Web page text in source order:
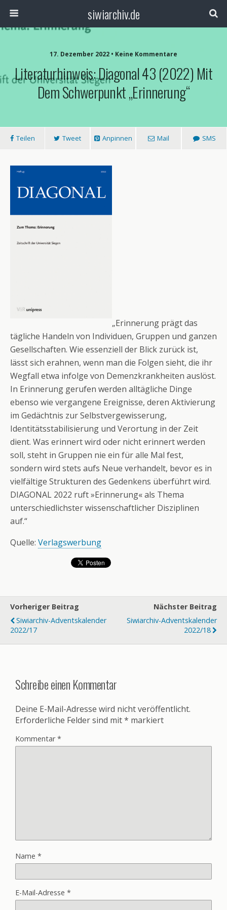
siwiarchiv.de
17. Dezember 2022 • Keine Kommentare
Literaturhinweis: Diagonal 43 (2022) Mit
Dem Schwerpunkt „Erinnerung“
Teilen Tweet Anpinnen Mail SMS
„Erinnerung prägt das
tägliche Handeln von Individuen, Gruppen und ganzen
Gesellschaften. Wie essenziell der Blick zurück ist,
lässt sich erahnen, wenn man die Folgen sieht, die ihr
Wegfall etwa infolge von Demenzkrankheiten auslöst.
In Erinnerung gerufen werden alltägliche Dinge
ebenso wie vergangene Ereignisse, deren Aktivierung
im Gedächtnis zur Selbstvergewisserung,
Identitätsstabilisierung und Verortung in der Zeit
dient. Was erinnert wird oder nicht erinnert werden
soll, steht in Gruppen nie ein für alle Mal fest,
sondern wird stets aufs Neue verhandelt, bevor es in
vielfältige Strukturen des Gedenkens überführt wird.
DIAGONAL 2022 ruft »Erinnerung« als Thema
unterschiedlichster wissenschaftlicher Disziplinen
auf.“
Quelle: Verlagswerbung
Vorheriger Beitrag
Siwiarchiv-Adventskalender
2022/17
Nächster Beitrag
Siwiarchiv-Adventskalender
2022/18
Schreibe einen Kommentar
Deine E-Mail-Adresse wird nicht veröffentlicht.
Erforderliche Felder sind mit* markiert
Kommentar*
Name *
E-Mail-Adresse *